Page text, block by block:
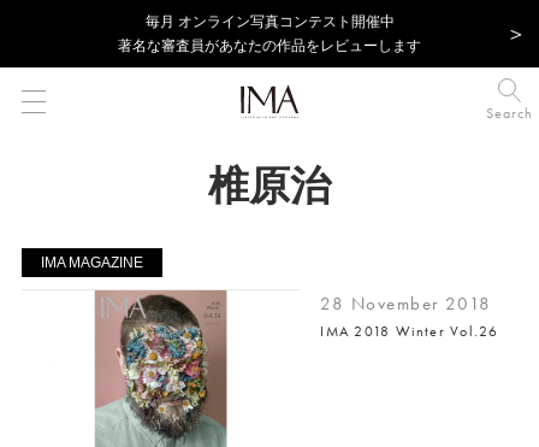
毎⽉ オンライン写真コンテスト開催中
著名な審査員があなたの作品をレビューします
Search
椎原治
IMA MAGAZINE
28 November 2018
IMA 2018 Winter Vol.26